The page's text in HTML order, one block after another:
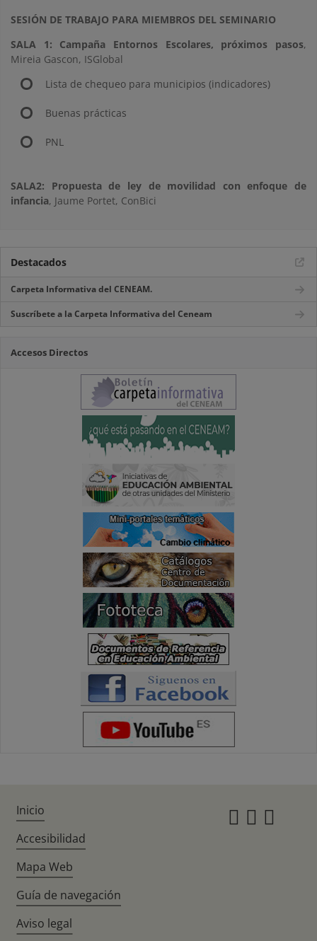
SESIÓN DE TRABAJO PARA MIEMBROS DEL SEMINARIO
SALA 1: Campaña Entornos Escolares, próximos pasos,
Mireia Gascon, ISGlobal
Lista de chequeo para municipios (indicadores)
Buenas prácticas
PNL
SALA2: Propuesta de ley de movilidad con enfoque de
infancia, Jaume Portet, ConBici
Destacados
Carpeta Informativa del CENEAM.
Suscríbete a la Carpeta Informativa del Ceneam
Accesos Directos
Inicio
Accesibilidad
Mapa Web
Guía de navegación
Aviso legal